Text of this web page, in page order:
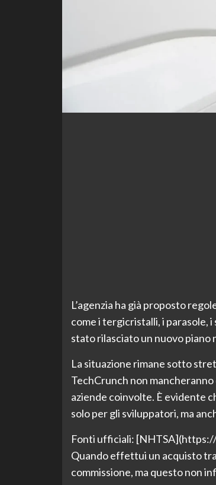
L’agenzia ha già proposto
come i tergicristalli, i parasole,
stato rilasciato un nuovo piano
La situazione rimane sotto
TechCrunch non
aziende coinvolte. È evidente
solo per gli sviluppatori, ma
Fonti ufficiali:
Quando effettui un acquisto
commissione, ma questo non